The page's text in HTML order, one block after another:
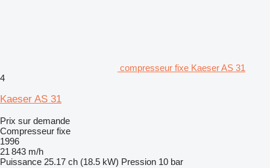
compresseur fixe Kaeser AS 31
4
Kaeser AS 31
Prix sur demande
Compresseur fixe
1996
21 843 m/h
Puissance 25.17 ch (18.5 kW) Pression 10 bar